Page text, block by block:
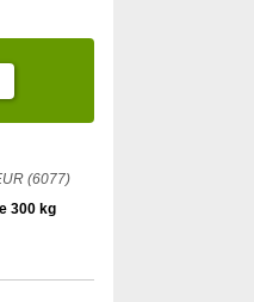
(6077)
300 kg